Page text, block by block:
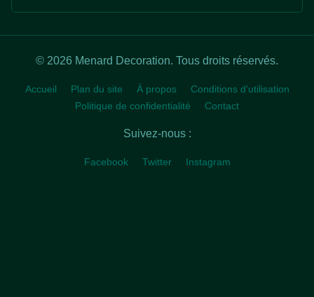
© 2026 Menard Decoration. Tous droits réservés.
Accueil Plan du site À propos
Conditions d'utilisation
Politique de confidentialité
Contact
Suivez-nous :
Facebook Twitter Instagram